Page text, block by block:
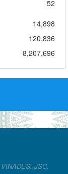
52
14,898
120,836
8,207,696
VINADES.,JSC.